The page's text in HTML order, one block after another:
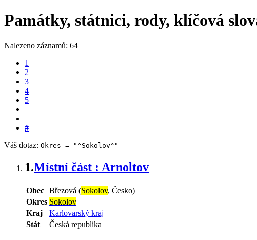
Památky, státnici, rody, klíčová
Nalezeno záznamů: 64
1
2
3
4
5
#
Váš dotaz: Okres = "^Sokolov^"
1.Místní část : Arnoltov
Obec Březová (Sokolov, Česko)
Okres Sokolov
Kraj
Karlovarský kraj
Stát
Česká republika